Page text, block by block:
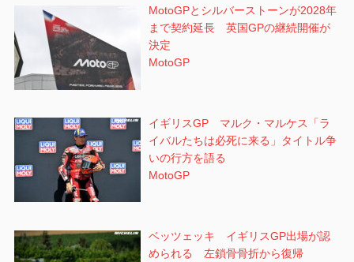
MotoGPとシルバーストーンが2028年
まで契約延長 英国GPの継続開催が
決定
MotoGP
イギリスGP マルク・マルケス「ラ
イバルたちは必死に来る」タイトル争
いの行方を語る
MotoGP
ベッツェッキ イギリスGP出場が認
められる 左鎖骨骨折から復帰